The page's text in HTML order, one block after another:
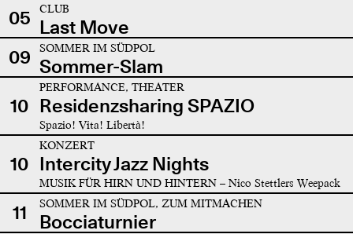
05 CLUB
Last Move
09
SOMMER IM SÜDPOL
Sommer-Slam
10
PERFORMANCE, THEATER
Residenzsharing SPAZIO
Spazio! Vita! Libertà!
10
KONZERT
Intercity Jazz Nights
MUSIK FÜR HIRN UND HINTERN – Nico Stettlers Weepack
11 SOMMER IM SÜDPOL, ZUM MITMACHEN
Bocciaturnier